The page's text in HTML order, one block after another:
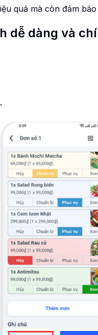
quả mà còn đảm
dễ dàng và